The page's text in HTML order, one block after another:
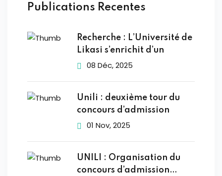
Publications Recentes
Recherche : L’Université de
Likasi s’enrichit d’un
08 Déc, 2025
Unili : deuxième tour du
concours d’admission
01 Nov, 2025
UNILI : Organisation du
concours d’admission